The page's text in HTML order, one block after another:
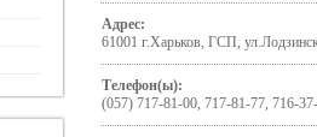
Адрес:
61001 г.Харьков, ГСП,
Телефон(ы):
(057) 717-81-00, 717-81-77, 716-